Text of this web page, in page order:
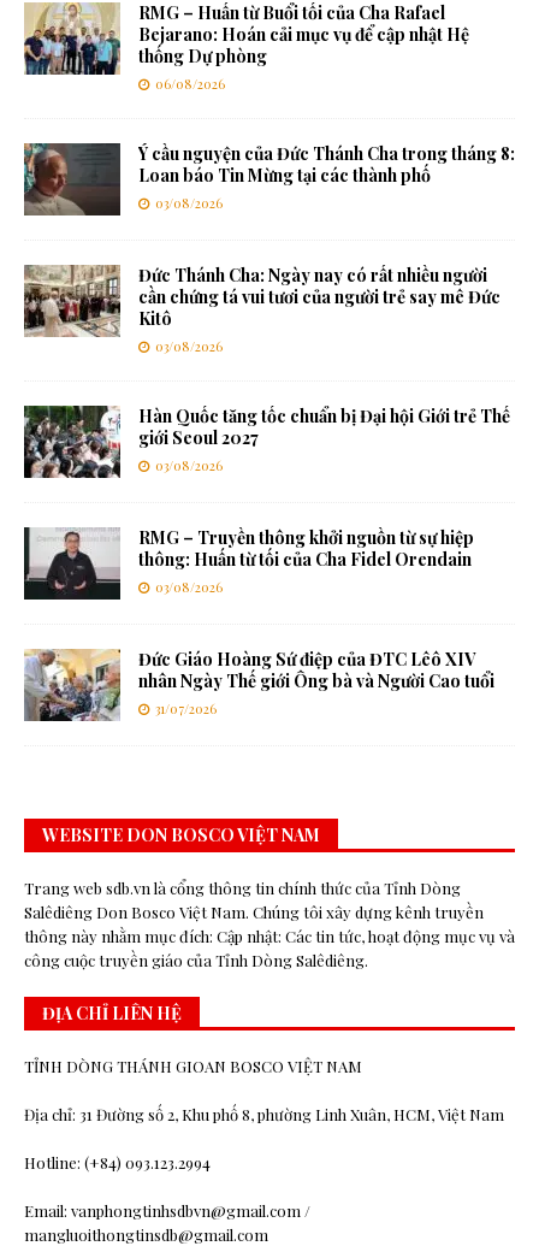
RMG – Huấn từ Buổi tối của Cha Rafael
Bejarano: Hoán cải mục vụ để cập nhật Hệ
thống Dự phòng
06/08/2026
Ý cầu nguyện của Đức Thánh Cha trong tháng 8:
Loan báo Tin Mừng tại các thành phố
03/08/2026
Đức Thánh Cha: Ngày nay có rất nhiều người
cần chứng tá vui tươi của người trẻ say mê Đức
Kitô
03/08/2026
Hàn Quốc tăng tốc chuẩn bị Đại hội Giới trẻ Thế
giới Seoul 2027
03/08/2026
RMG – Truyền thông khởi nguồn từ sự hiệp
thông: Huấn từ tối của Cha Fidel Orendain
03/08/2026
Đức Giáo Hoàng Sứ điệp của ĐTC Lêô XIV
nhân Ngày Thế giới Ông bà và Người Cao tuổi
31/07/2026
WEBSITE DON BOSCO VIỆT NAM
Trang web sdb.vn là cổng thông tin chính thức của Tỉnh Dòng
Salêdiêng Don Bosco Việt Nam. Chúng tôi xây dựng kênh truyền
thông này nhằm mục đích: Cập nhật: Các tin tức, hoạt động mục vụ và
công cuộc truyền giáo của Tỉnh Dòng Salêdiêng.
ĐỊA CHỈ LIÊN HỆ
TỈNH DÒNG THÁNH GIOAN BOSCO VIỆT NAM
Địa chỉ: 31 Đường số 2, Khu phố 8, phường Linh Xuân, HCM, Việt Nam
Hotline: (+84) 093.123.2994
Email: vanphongtinhsdbvn@gmail.com /
mangluoithongtinsdb@gmail.com